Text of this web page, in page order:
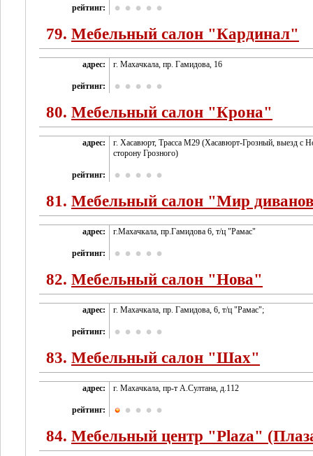
рейтинг:
79. Мебельный салон "Кардинал"
адрес: г. Махачкала, пр. Гамидова, 16
рейтинг:
80. Мебельный салон "Крона"
адрес:
г. Хасавюрт, Трасса M29 (Хасавюрт-Грозный, выезд с
сторону Грозного)
рейтинг:
81. Мебельный салон "Мир
адрес: г.Махачкала, пр.Гамидова 6, т/ц "Рамас"
рейтинг:
82. Мебельный салон "Нова"
адрес: г. Махачкала, пр. Гамидова, 6, т/ц "Рамас";
рейтинг:
83. Мебельный салон "Шах"
адрес: г. Махачкала, пр-т А.Султана, д.112
рейтинг:
84. Мебельный центр "Plaza"